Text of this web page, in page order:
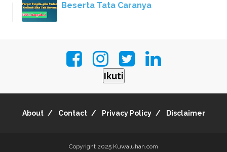
Beserta Tata Caranya
Ikuti
About Contact Privacy Policy Disclaimer
Copyright 2025 Kuwaluhan.com